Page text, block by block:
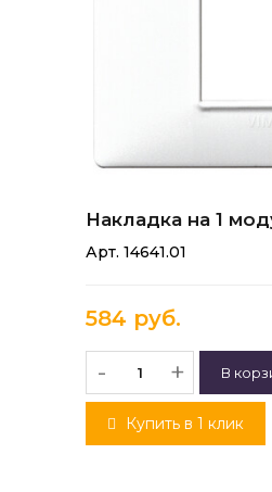
Накладка на 1
Арт. 14641.01
584 руб.
- +
Купить в 1 клик